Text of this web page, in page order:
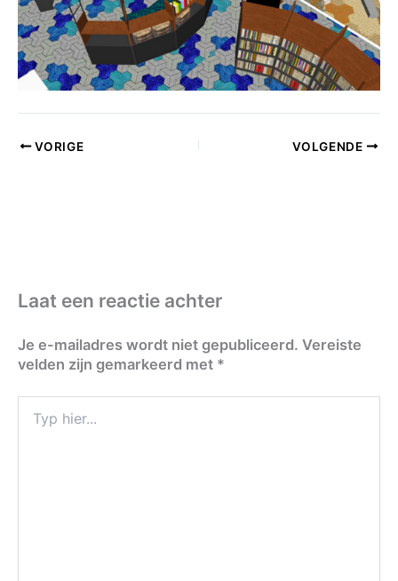
VORIGE VOLGENDE
Laat een reactie achter
Je e-mailadres wordt niet gepubliceerd. Vereiste
velden zijn gemarkeerd met *
hier...